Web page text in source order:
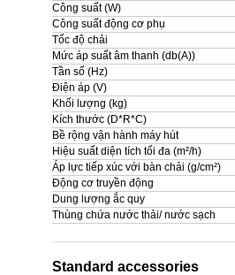
Công suất (W)
Công suất động cơ phụ
Tốc độ chải
Mức áp suất âm thanh (db(A))
Tần số (Hz)
Điện áp (V)
Khối lượng (kg)
Kích thước (D*R*C)
Bề rộng vận hành máy hút
Hiệu suất diện tích tối đa (m²/h)
Áp lực tiếp xúc với bàn chải (g/cm²)
Động cơ truyền động
Dung lượng ắc quy
Thùng chứa nước thải/ nước sạch
Standard accessories